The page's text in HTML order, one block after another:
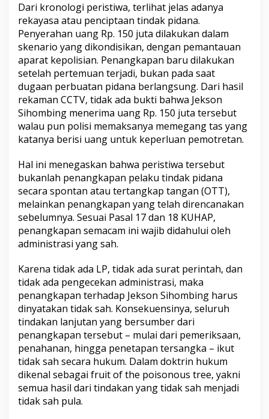
n
Dari kronologi peristiwa, terlihat jelas adanya
rekayasa atau penciptaan tindak pidana.
Penyerahan uang Rp. 150 juta dilakukan dalam
skenario yang dikondisikan, dengan pemantauan
aparat kepolisian. Penangkapan baru dilakukan
setelah pertemuan terjadi, bukan pada saat
dugaan perbuatan pidana berlangsung. Dari hasil
rekaman CCTV, tidak ada bukti bahwa Jekson
Sihombing menerima uang Rp. 150 juta tersebut
walau pun polisi memaksanya memegang tas yang
katanya berisi uang untuk keperluan pemotretan.
Hal ini menegaskan bahwa peristiwa tersebut
bukanlah penangkapan pelaku tindak pidana
secara spontan atau tertangkap tangan (OTT),
melainkan penangkapan yang telah direncanakan
sebelumnya. Sesuai Pasal 17 dan 18 KUHAP,
penangkapan semacam ini wajib didahului oleh
administrasi yang sah.
Karena tidak ada LP, tidak ada surat perintah, dan
tidak ada pengecekan administrasi, maka
penangkapan terhadap Jekson Sihombing harus
dinyatakan tidak sah. Konsekuensinya, seluruh
tindakan lanjutan yang bersumber dari
penangkapan tersebut – mulai dari pemeriksaan,
penahanan, hingga penetapan tersangka – ikut
tidak sah secara hukum. Dalam doktrin hukum
dikenal sebagai fruit of the poisonous tree, yakni
semua hasil dari tindakan yang tidak sah menjadi
tidak sah pula.